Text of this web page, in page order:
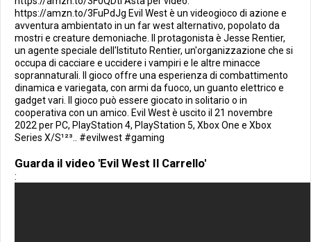
https://amzn.to/3FuPdJg Evil West è un videogioco di azione e
avventura ambientato in un far west alternativo, popolato da
mostri e creature demoniache. Il protagonista è Jesse Rentier,
un agente speciale dell'Istituto Rentier, un'organizzazione che si
occupa di cacciare e uccidere i vampiri e le altre minacce
soprannaturali. Il gioco offre una esperienza di combattimento
dinamica e variegata, con armi da fuoco, un guanto elettrico e
gadget vari. Il gioco può essere giocato in solitario o in
cooperativa con un amico. Evil West è uscito il 21 novembre
2022 per PC, PlayStation 4, PlayStation 5, Xbox One e Xbox
Series X/S¹²³.. #evilwest #gaming
Guarda il video 'Evil West Il Carrello'
: